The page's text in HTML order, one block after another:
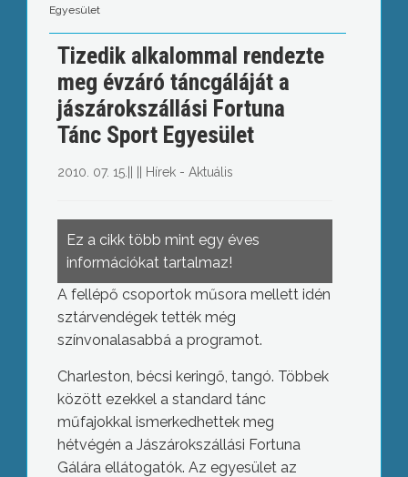
Egyesület
Tizedik alkalommal rendezte
meg évzáró táncgáláját a
jászárokszállási Fortuna
Tánc Sport Egyesület
2010. 07. 15. Hírek - Aktuális
Ez a cikk több mint egy éves
információkat tartalmaz!
A fellépő csoportok műsora mellett idén
sztárvendégek tették még
színvonalasabbá a programot.
Charleston, bécsi keringő, tangó. Többek
között ezekkel a standard tánc
műfajokkal ismerkedhettek meg
hétvégén a Jászárokszállási Fortuna
Gálára ellátogatók. Az egyesület az